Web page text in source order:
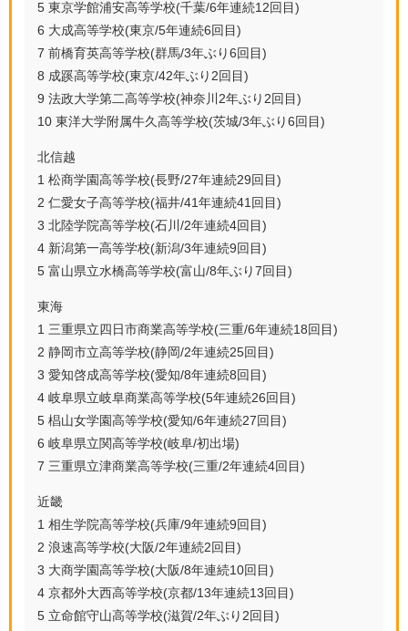
5 東京学館浦安高等学校(千葉/6年連続12回目)
6 大成高等学校(東京/5年連続6回目)
7 前橋育英高等学校(群馬/3年ぶり6回目)
8 成蹊高等学校(東京/42年ぶり2回目)
9 法政大学第二高等学校(神奈川2年ぶり2回目)
10 東洋大学附属牛久高等学校(茨城/3年ぶり6回目)
北信越
1 松商学園高等学校(長野/27年連続29回目)
2 仁愛女子高等学校(福井/41年連続41回目)
3 北陸学院高等学校(石川/2年連続4回目)
4 新潟第一高等学校(新潟/3年連続9回目)
5 富山県立水橋高等学校(富山/8年ぶり7回目)
東海
1 三重県立四日市商業高等学校(三重/6年連続18回目)
2 静岡市立高等学校(静岡/2年連続25回目)
3 愛知啓成高等学校(愛知/8年連続8回目)
4 岐阜県立岐阜商業高等学校(5年連続26回目)
5 椙山女学園高等学校(愛知/6年連続27回目)
6 岐阜県立関高等学校(岐阜/初出場)
7 三重県立津商業高等学校(三重/2年連続4回目)
近畿
1 相生学院高等学校(兵庫/9年連続9回目)
2 浪速高等学校(大阪/2年連続2回目)
3 大商学園高等学校(大阪/8年連続10回目)
4 京都外大西高等学校(京都/13年連続13回目)
5 立命館守山高等学校(滋賀/2年ぶり2回目)